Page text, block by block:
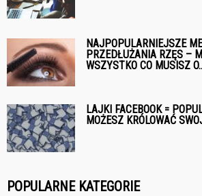
NAJPOPULARNIEJSZE
PRZEDŁUŻANIA RZĘS –
WSZYSTKO CO MUSISZ
LAJKI FACEBOOK =
MOŻESZ KRÓLOWAĆ
POPULARNE KATEGORIE